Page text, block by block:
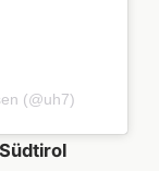
(@uh7)